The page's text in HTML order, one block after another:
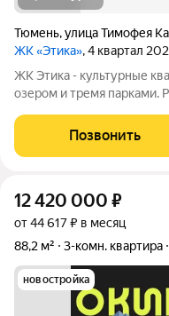
Тюмень,улица Тимофея
ЖК «Этика», 4 квартал
ЖК Этика - культурные
озером и тремя парками.
Алебашево. Всего 10 минут на
центре города. Рядом, на
Позвонить
12 420 000 ₽
от 44 617 ₽ в месяц
88,2 м²
3-комн. квартира
новостройка